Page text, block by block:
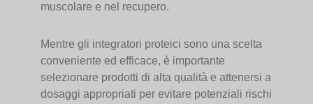
muscolare e nel recupero.
Mentre gli integratori proteici sono una scelta
conveniente ed efficace, è importante
selezionare prodotti di alta qualità e attenersi a
dosaggi appropriati per evitare potenziali rischi